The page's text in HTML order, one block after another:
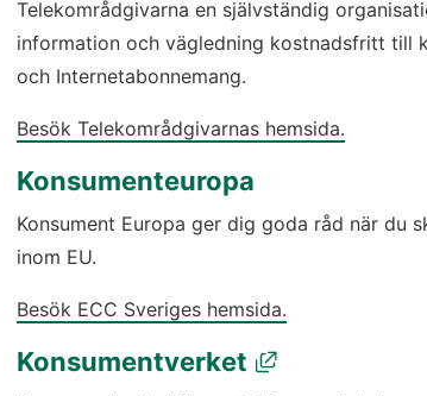
Telekområdgivarna en självständig
information och vägledning kostnadsfritt till
och Internetabonnemang.
Besök Telekområdgivarnas hemsida.
Konsumenteuropa
Konsument Europa ger dig goda råd när du
inom EU.
Besök ECC Sveriges hemsida.
Konsumentverket Länk till